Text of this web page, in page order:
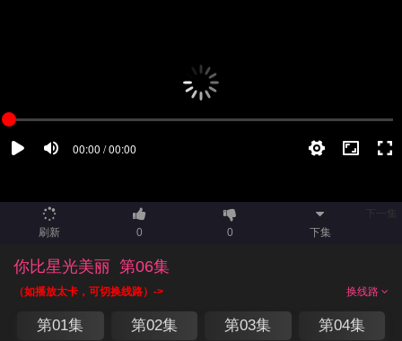
刷新 0 0 下集
你比星光美丽 第06集
换线路
（如播放太卡，可切换线路）->
第01集 第02集 第03集 第04集